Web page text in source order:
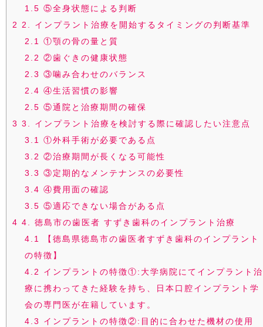
1.5 ⑤全身状態による判断
2 2. インプラント治療を開始するタイミングの判断基準
2.1 ①顎の骨の量と質
2.2 ②歯ぐきの健康状態
2.3 ③噛み合わせのバランス
2.4 ④生活習慣の影響
2.5 ⑤通院と治療期間の確保
3 3. インプラント治療を検討する際に確認したい注意点
3.1 ①外科手術が必要である点
3.2 ②治療期間が長くなる可能性
3.3 ③定期的なメンテナンスの必要性
3.4 ④費用面の確認
3.5 ⑤適応できない場合がある点
4 4. 徳島市の歯医者 すずき歯科のインプラント治療
4.1
【徳島県徳島市の歯医者すずき歯科のインプラント
の特徴】
4.2
インプラントの特徴①:大学病院にてインプラント治
療に携わってきた経験を持ち、日本口腔インプラント学
会の専門医が在籍しています。
4.3
インプラントの特徴②:目的に合わせた機材の使用